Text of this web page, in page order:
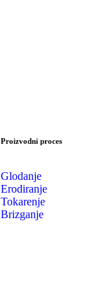
Proizvodni proces
Glodanje
Erodiranje
Tokarenje
Brizganje